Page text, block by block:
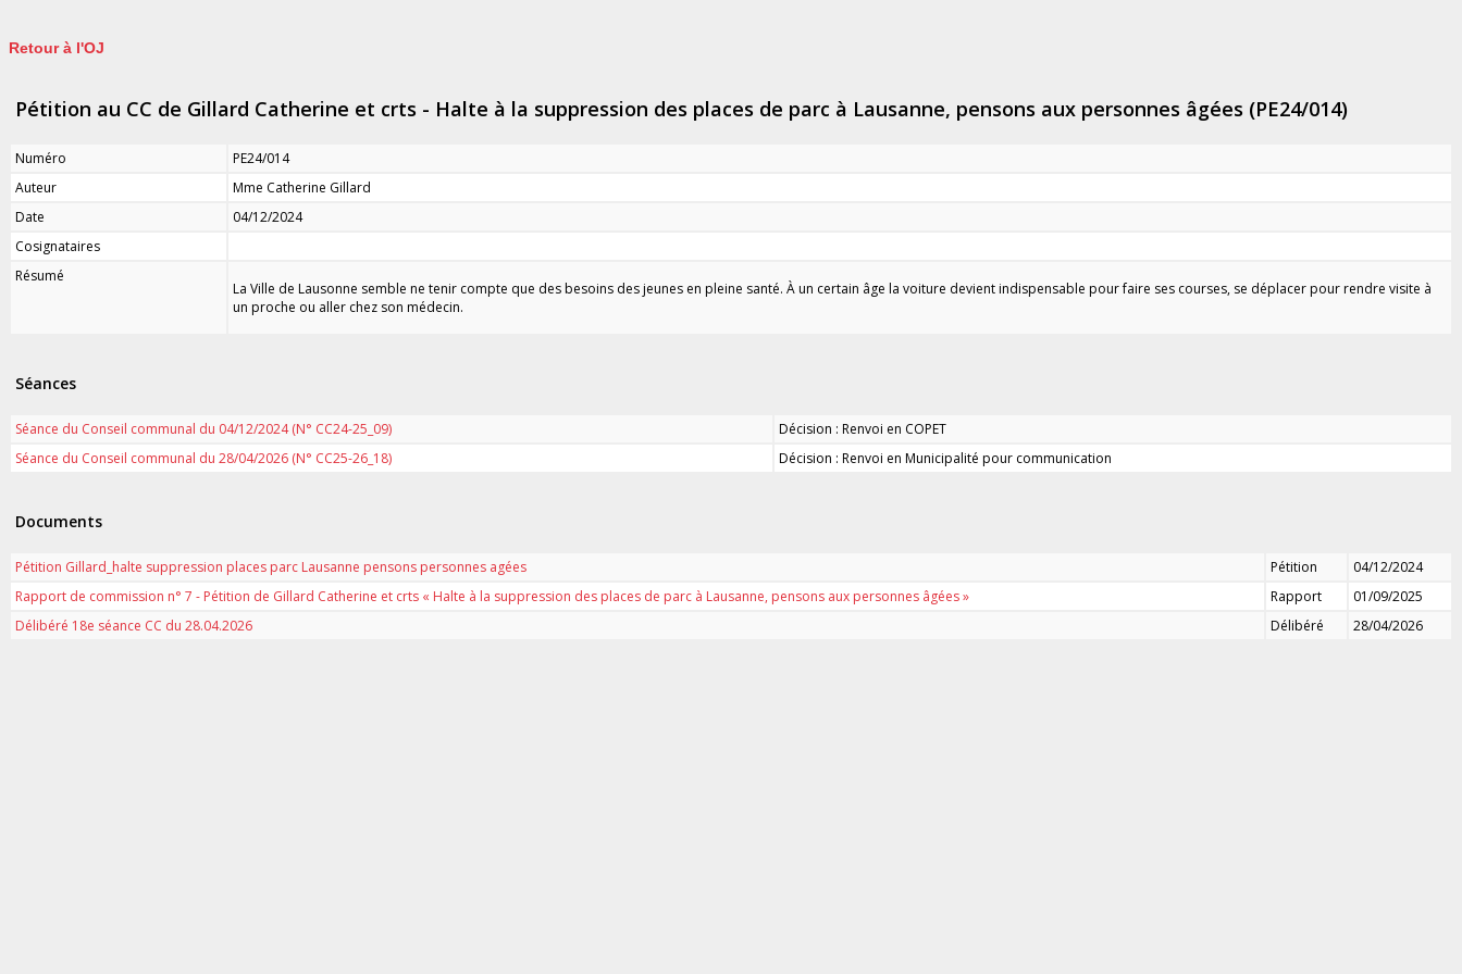
Retour à l'OJ
Pétition au CC de Gillard Catherine et crts - Halte à la suppression des places de parc à Lausanne, pensons aux personnes âgées (PE24/014)
Numéro
PE24/014
Auteur
Mme Catherine Gillard
Date
04/12/2024
Cosignataires
Résumé
La Ville de Lausonne semble ne tenir compte que des besoins des jeunes en pleine santé. À un certain âge la voiture devient indispensable pour faire ses courses, se déplacer pour rendre visite à
un proche ou aller chez son médecin.
Séances
Séance du Conseil communal du 04/12/2024 (N° CC24-25_09)
Décision : Renvoi en COPET
Séance du Conseil communal du 28/04/2026 (N° CC25-26_18)
Décision : Renvoi en Municipalité pour communication
Documents
Pétition Gillard_halte suppression places parc Lausanne pensons personnes agées Pétition
04/12/2024
Rapport de commission n° 7 - Pétition de Gillard Catherine et crts « Halte à la suppression des places de parc à Lausanne, pensons aux personnes âgées »
Rapport
01/09/2025
Délibéré 18e séance CC du 28.04.2026
Délibéré 28/04/2026